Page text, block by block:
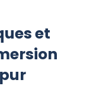
et